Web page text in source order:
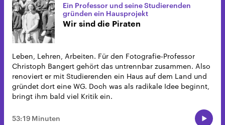
Ein Professor und seine Studierenden
gründen ein Hausprojekt
Wir sind die Piraten
Leben, Lehren, Arbeiten. Für den Fotografie-Professor
Christoph Bangert gehört das untrennbar zusammen. Also
renoviert er mit Studierenden ein Haus auf dem Land und
gründet dort eine WG. Doch was als radikale Idee beginnt,
bringt ihm bald viel Kritik ein.
53:19 Minuten